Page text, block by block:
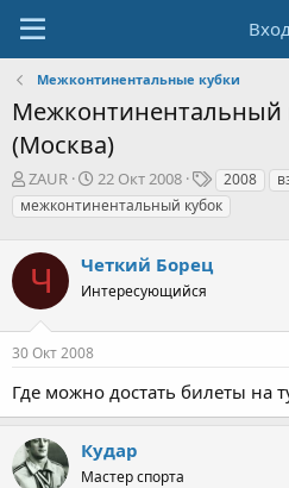
Межконтинентальные кубки
Межконтинентальный
(Москва)
А
в
т
р
т
е
м
ы
ZAUR
Д
а
т
н
а
а
22 Окт 2008
Т
е
г
2008
межконтинентальный кубок
Ч Четкий Борец
Интересующийся
30 Окт 2008
Где можно достать билеты на
Кудар
Мастер спорта